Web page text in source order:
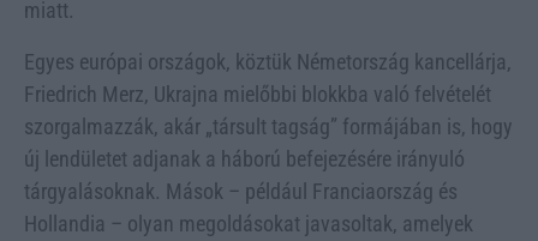
miatt.
Egyes európai országok, köztük Németország kancellárja,
Friedrich Merz, Ukrajna mielőbbi blokkba való felvételét
szorgalmazzák, akár „társult tagság” formájában is, hogy
új lendületet adjanak a háború befejezésére irányuló
tárgyalásoknak. Mások – például Franciaország és
Hollandia – olyan megoldásokat javasoltak, amelyek